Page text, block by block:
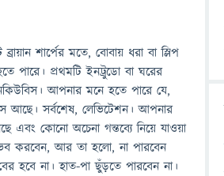
শার্পের মতে, বোবায় ধরা বা স্লিপ
হতে পারে। প্রথমটি ইনট্রুডো বা ঘরের
আপনার মনে হতে পারে যে,
আছে। সর্বশেষ, লেভিটেশন। আপনার
এবং কোনো অচেনা গন্তব্যে নিয়ে যাওয়া
করবেন, আর তা হলো, না পারবেন
হবে না। হাত-পা ছুঁড়তে পারবেন না।